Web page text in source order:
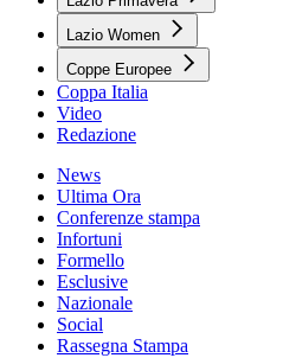
Lazio Women
Coppe Europee
Coppa Italia
Video
Redazione
News
Ultima Ora
Conferenze stampa
Infortuni
Formello
Esclusive
Nazionale
Social
Rassegna Stampa